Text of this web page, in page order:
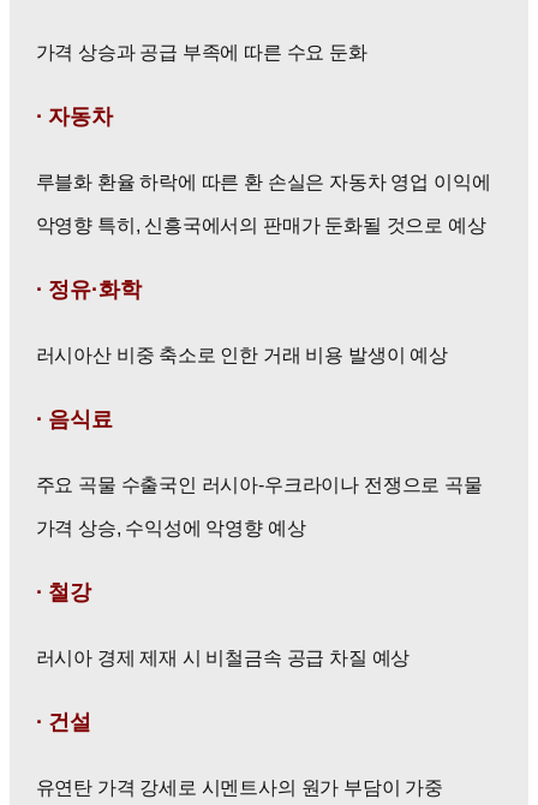
가격 상승과 공급 부족에 따른 수요 둔화
· 자동차
루블화 환율 하락에 따른 환 손실은 자동차 영업 이익에
악영향 특히, 신흥국에서의 판매가 둔화될 것으로 예상
· 정유·화학
러시아산 비중 축소로 인한 거래 비용 발생이 예상
· 음식료
주요 곡물 수출국인 러시아-우크라이나 전쟁으로 곡물
가격 상승, 수익성에 악영향 예상
· 철강
러시아 경제 제재 시 비철금속 공급 차질 예상
· 건설
유연탄 가격 강세로 시멘트사의 원가 부담이 가중